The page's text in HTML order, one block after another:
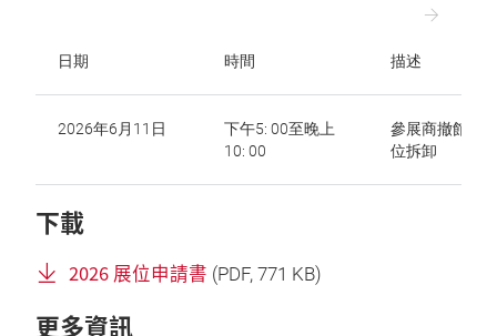
日期 時間 描述
2026年6月11日
下午5: 00至晚上
10: 00
參展商撤館及
位拆卸
下載
2026 展位申請書 (PDF, 771 KB)
更多資訊